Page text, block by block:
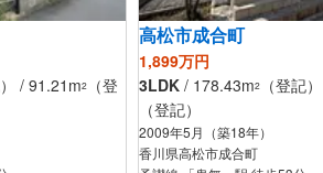
） / 91.21m2
（登
高松市成合町
1,899万円
3LDK / 178.43m2
（登記
（登記）
2009年5月（築18年）
香川県高松市成合町